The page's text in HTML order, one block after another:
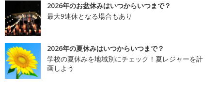
2026年のお盆休みはいつからいつまで？
最大9連休となる場合もあり
2026年の夏休みはいつからいつまで？
学校の夏休みを地域別にチェック！夏レジャーを計
画しよう